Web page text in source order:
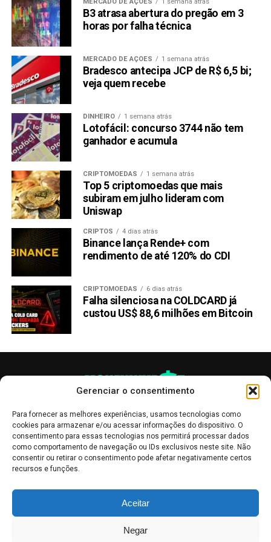
Gerenciar o consentimento
Para fornecer as melhores experiências, usamos tecnologias como
cookies para armazenar e/ou acessar informações do dispositivo. O
consentimento para essas tecnologias nos permitirá processar dados
como comportamento de navegação ou IDs exclusivos neste site. Não
consentir ou retirar o consentimento pode afetar negativamente certos
recursos e funções.
Aceitar
Negar
NÃO PERCA:
BTG acredita que Oi pode valorizar 125% e
recomenda compra
B3 atrasa abertura do pregão em 3
horas por falha técnica
MERCADO DE AÇÕES 1 semana atrás
Bradesco antecipa JCP de R$ 6,5 bi;
veja quem recebe
DINHEIRO 1 semana atrás
Lotofácil: concurso 3744 não tem
ganhador e acumula
CRIPTOMOEDAS 1 semana atrás
Top 5 criptomoedas que mais
subiram em julho lideram com
Uniswap
CRIPTOS 4 dias atrás
Binance lança Rende+ com
rendimento de até 120% do CDI
CRIPTOMOEDAS 6 dias atrás
Falha silenciosa na COLDCARD já
custou US$ 88,6 milhões em Bitcoin
informativo, servindo como boletins de divulgação, e não devem ser
interpretadas como recomendações de investimento.Leia mais
Bolsa de Valores